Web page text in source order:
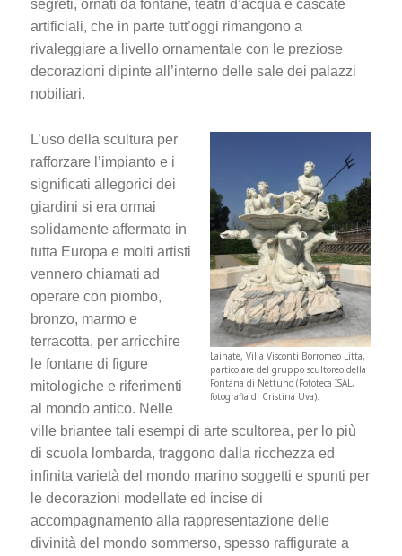
segreti, ornati da fontane, teatri d’acqua e cascate
artificiali, che in parte tutt’oggi rimangono a
rivaleggiare a livello ornamentale con le preziose
decorazioni dipinte all’interno delle sale dei palazzi
nobiliari.
Lainate, Villa Visconti Borromeo Litta,
particolare del gruppo scultoreo della
Fontana di Nettuno (Fototeca ISAL,
fotografia di Cristina Uva).
L’uso della scultura per
rafforzare l’impianto e i
significati allegorici dei
giardini si era ormai
solidamente affermato in
tutta Europa e molti artisti
vennero chiamati ad
operare con piombo,
bronzo, marmo e
terracotta, per arricchire
le fontane di figure
mitologiche e riferimenti
al mondo antico. Nelle
ville briantee tali esempi di arte scultorea, per lo più
di scuola lombarda, traggono dalla ricchezza ed
infinita varietà del mondo marino soggetti e spunti per
le decorazioni modellate ed incise di
accompagnamento alla rappresentazione delle
divinità del mondo sommerso, spesso raffigurate a